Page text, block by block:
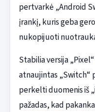
pertvarkė „Android
įrankį, kuris geba
nukopijuoti
Stabilia versija
atnaujintas „Switch“
perkelti duomenis iš
pažadas, kad